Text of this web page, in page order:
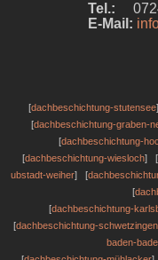
Tel.:
E-Mail:
[dachbeschichtung-stutensee
[dachbeschichtung-graben-
[dachbeschichtung-
[dachbeschichtung-wiesloch] [
ubstadt-weiher] [
[
[dachbeschichtung-
[dachbeschichtung-schwetzingen
baden-